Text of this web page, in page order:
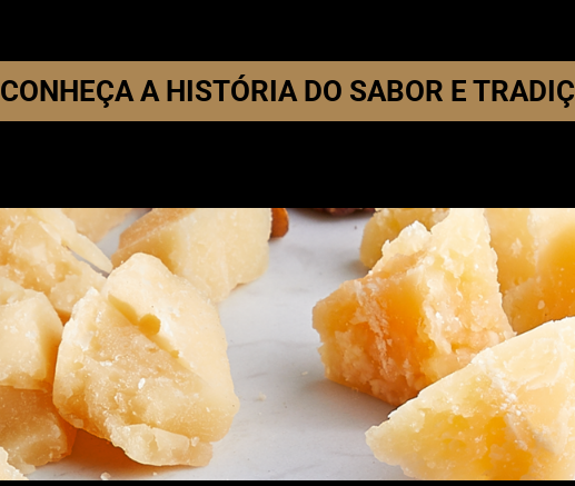
CONHEÇA A HISTÓRIA DO SABOR E